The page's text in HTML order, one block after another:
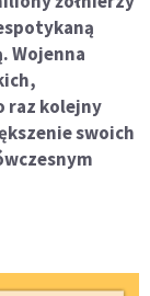
Wojenna
raz kolejny
swoich